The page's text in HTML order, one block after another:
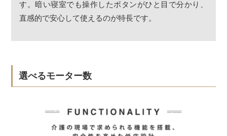
す。暗い寝室でも操作したボタンがひと目で分かり、
直感的で安心して使えるのが特長です。
選べるモーター数